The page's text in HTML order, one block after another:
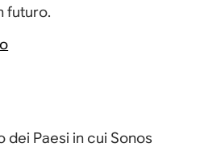
futuro.
dei Paesi in cui Sonos